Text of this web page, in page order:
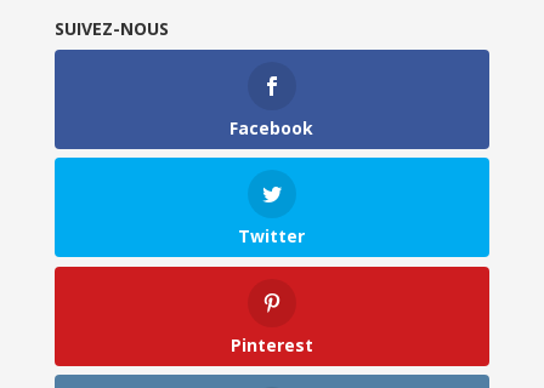
SUIVEZ-NOUS
Facebook
Twitter
Pinterest